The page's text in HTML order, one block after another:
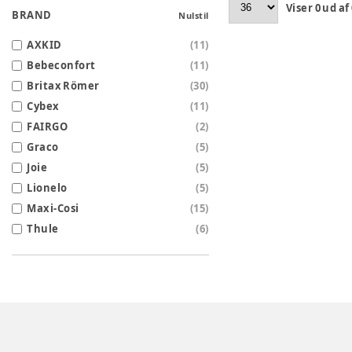
BRAND Nulstil
AXKID (11)
Bebeconfort
(11)
Britax Römer
(30)
Cybex
(11)
FAIRGO
(2)
Graco
(5)
Joie
(5)
Lionelo
(5)
Maxi-Cosi
(15)
Thule
(6)
Viser0ud af